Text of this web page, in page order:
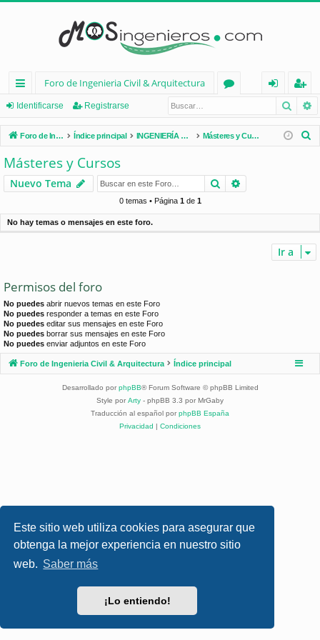
Este sitio web utiliza cookies para asegurar que
obtenga la mejor experiencia en nuestro sitio
web. Saber más
¡Lo entiendo!
nl
ac
es
rá
pi
d
Foro de Ingenieria Civil & Arquitectura
os
nt
ifi
e
eg
ist
ra
Identificarse Registrarse
Foro de Ingenieria Civil & Arquitectura Índice principal INGENIERÍA CIVIL (España) Másteres y Cursos
r
Másteres y Cursos
Nuevo Tema Buscar
0 temas • Página 1de 1
No hay temas o mensajes en este foro.
Ir a
Permisos del foro
No puedes abrir nuevos temas en este Foro
No puedes responder a temas en este Foro
No puedes editar sus mensajes en este Foro
No puedes borrar sus mensajes en este Foro
No puedes enviar adjuntos en este Foro
Foro de Ingenieria Civil & Arquitectura Índice principal
Desarrollado por phpBB® Forum Software © phpBB Limited
Style por Arty - phpBB 3.3 por MrGaby
Traducción al español por phpBB España
Privacidad | Condiciones